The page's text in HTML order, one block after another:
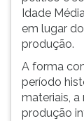
Idade
em lugar
produção.
A forma
período
materiais, a
produção